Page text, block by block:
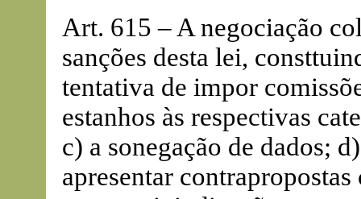
Art. 615 – A negociação
sanções desta lei,
tentativa de impor
estanhos às respectivas
c) a sonegação de dados;
apresentar